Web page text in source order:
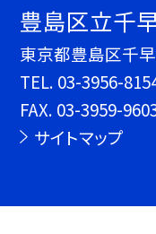
豊島区立千
東京都豊島区千
TEL. 03-3956-
FAX. 03-3959-
サイトマップ